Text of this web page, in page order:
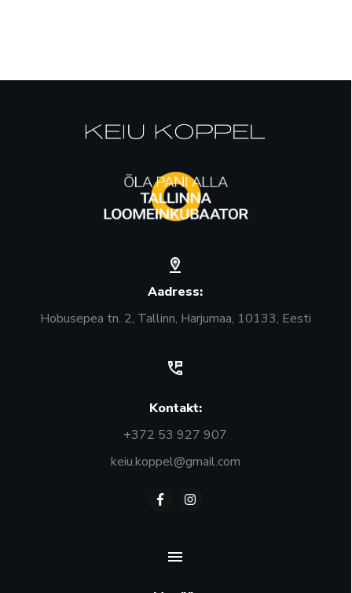
Aadress:
Hobusepea tn. 2, Tallinn, Harjumaa, 10133, Eesti
Kontakt:
+372 53 927 907
keiu.koppel@gmail.com